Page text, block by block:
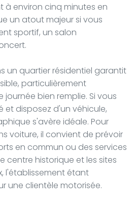
à environ cinq minutes en
un atout majeur si vous
sportif, un salon
un quartier résidentiel garantit
particulièrement
bien remplie. Si vous
et disposez d'un véhicule,
s'avère idéale. Pour
voiture, il convient de prévoir
en commun ou des services
centre historique et les sites
l'établissement étant
une clientèle motorisée.